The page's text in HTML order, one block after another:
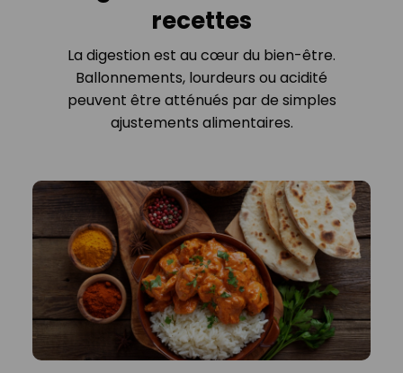
recettes
La digestion est au cœur du bien-être.
Ballonnements, lourdeurs ou acidité
peuvent être atténués par de simples
ajustements alimentaires.